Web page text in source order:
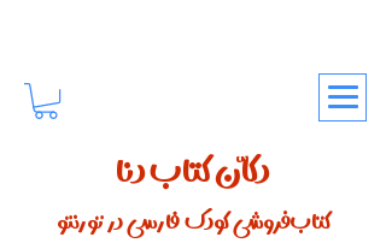
دکّان کتاب دنا
کتاب‌فروشی کودک فارسی در تورنتو